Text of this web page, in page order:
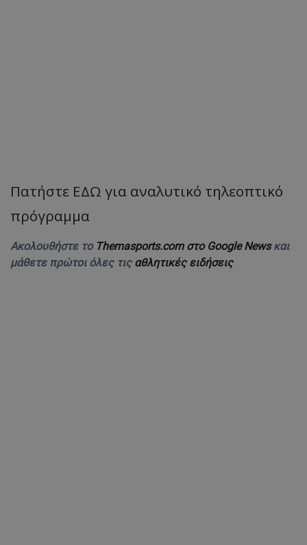
Πατήστε ΕΔΩ για αναλυτικό τηλεοπτικό
πρόγραμμα
Ακολουθήστε το Themasports.com στο Google Newsκαι
μάθετε πρώτοι όλες τις αθλητικές ειδήσεις